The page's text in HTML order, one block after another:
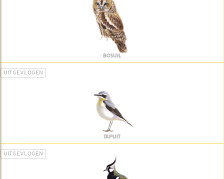
BOSUIL
UITGEVLOGEN
TAPUIT
UITGEVLOGEN